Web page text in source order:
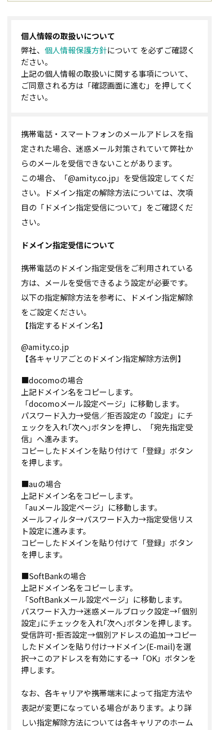
個人情報の取扱いについて
弊社、 個人情報保護方針について を必ずご確認く
ださい。
上記の個人情報の取扱いに関する事項について、
ご同意される方は「確認画面に進む」を押してく
ださい。
携帯電話・スマートフォンのメールアドレスを指
定された場合、迷惑メール対策されていて弊社か
らのメールを受信できないことがあります。
この場合、「@amity.co.jp」を受信設定してくだ
さい。ドメイン指定の解除方法については、次項
目の「ドメイン指定受信について」をご確認くだ
さい。
ドメイン指定受信について
携帯電話のドメイン指定受信をご利用されている
方は、メールを受信できるよう設定が必要です。
以下の指定解除方法を参考に、ドメイン指定解除
をご設定ください｡
【指定するドメイン名】
@amity.co.jp
【各キャリアごとのドメイン指定解除方法例】
■docomoの場合
上記ドメイン名をコピーします。
「docomoメール設定ページ」に移動します。
パスワード入力→受信／拒否設定の「設定」にチ
ェックを入れ｢次へ｣ボタンを押し、「宛先指定受
信」へ進みます。
コピーしたドメインを貼り付けて「登録」ボタン
を押します。
■auの場合
上記ドメイン名をコピーします。
「auメール設定ページ」に移動します。
メールフィルタ→パスワード入力→指定受信リス
ト設定に進みます。
コピーしたドメインを貼り付けて「登録」ボタン
を押します。
■SoftBankの場合
上記ドメイン名をコピーします。
「SoftBankメール設定ページ」に移動します。
パスワード入力→迷惑メールブロック設定→｢個別
設定｣にチェックを入れ｢次へ｣ボタンを押します。
受信許可･拒否設定→個別アドレスの追加→コピー
したドメインを貼り付け→ドメイン(E-mail)を選
択→このアドレスを有効にする→「OK」ボタンを
押します。
なお、各キャリアや携帯端末によって指定方法や
表記が変更になっている場合があります。より詳
しい指定解除方法については各キャリアのホーム